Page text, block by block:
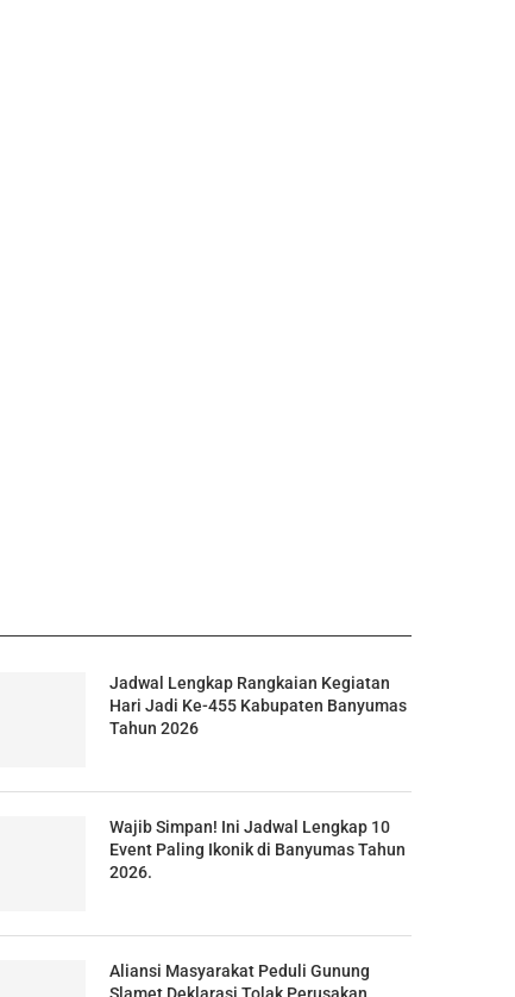
Jadwal Lengkap Rangkaian Kegiatan
Hari Jadi Ke-455 Kabupaten Banyumas
Tahun 2026
Wajib Simpan! Ini Jadwal Lengkap 10
Event Paling Ikonik di Banyumas Tahun
2026.
Aliansi Masyarakat Peduli Gunung
Slamet Deklarasi Tolak Perusakan